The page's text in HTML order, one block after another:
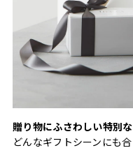
贈り物にふさわしい特別
どんなギフトシーンにも